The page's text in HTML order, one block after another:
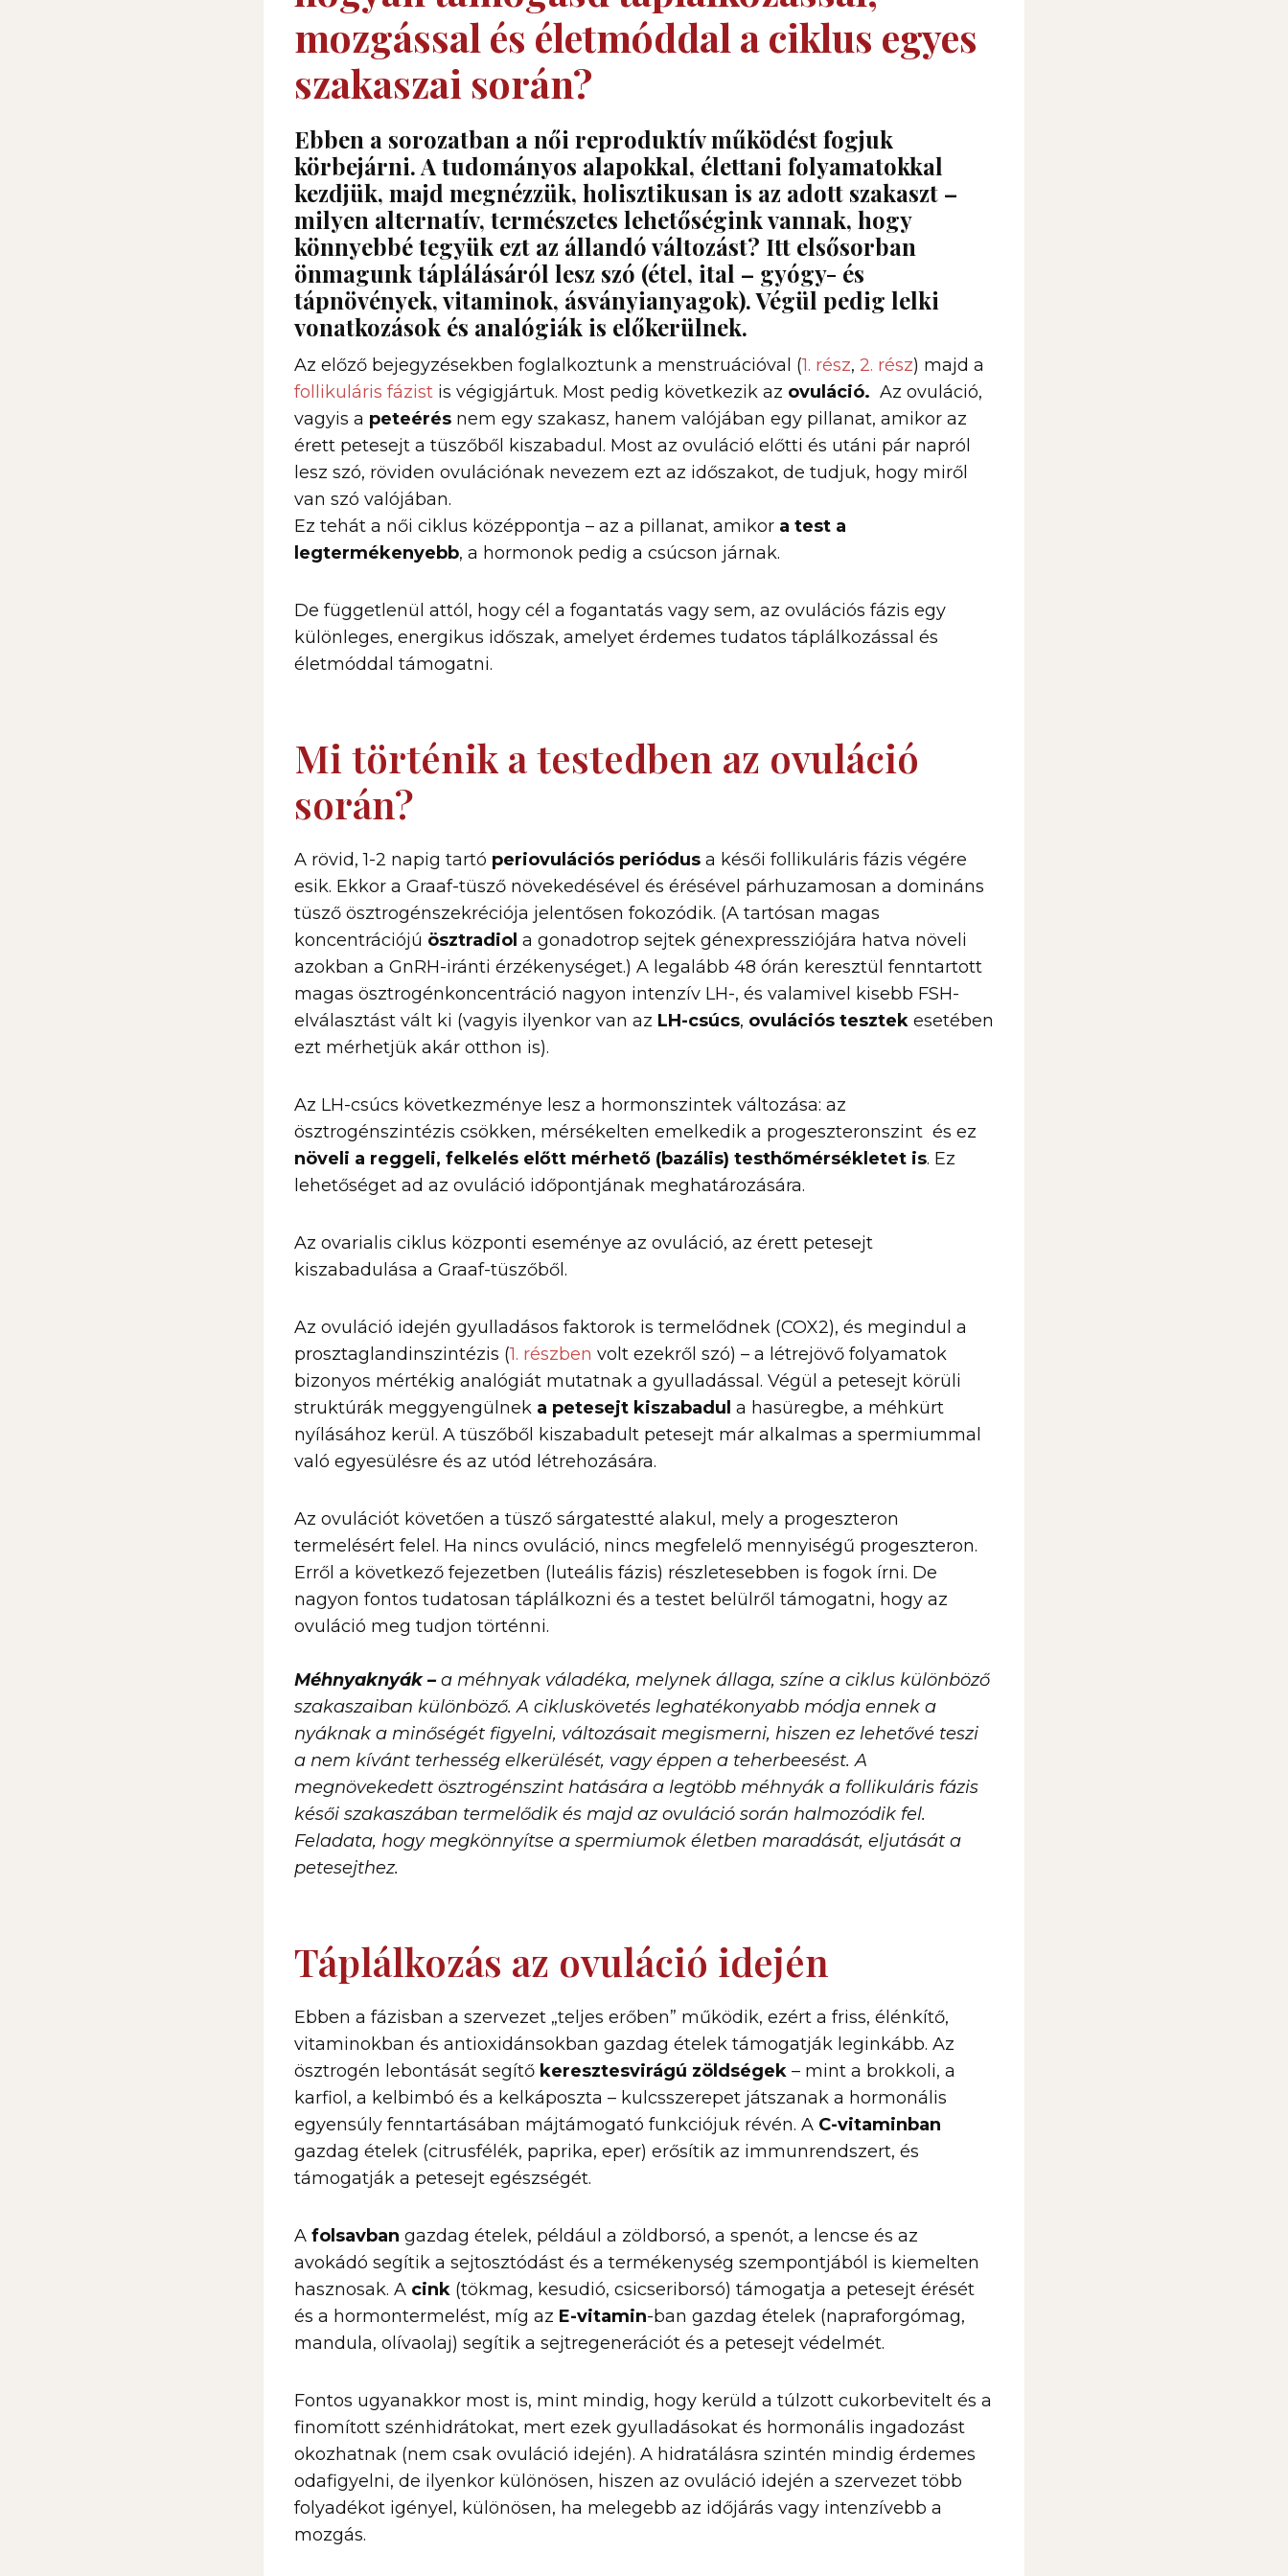
mozgással és életmóddal a ciklus egyes
szakaszai során?
Ebben a sorozatban a női reproduktív működést fogjuk
körbejárni. A tudományos alapokkal, élettani folyamatokkal
kezdjük, majd megnézzük, holisztikusan is az adott szakaszt –
milyen alternatív, természetes lehetőségink vannak, hogy
könnyebbé tegyük ezt az állandó változást? Itt elsősorban
önmagunk táplálásáról lesz szó (étel, ital – gyógy- és
tápnövények, vitaminok, ásványianyagok). Végül pedig lelki
vonatkozások és analógiák is előkerülnek.
Az előző bejegyzésekben foglalkoztunk a menstruációval (1. rész, 2. rész) majd a
follikuláris fázist is végigjártuk. Most pedig következik az ovuláció. Az ovuláció,
vagyis a peteérés nem egy szakasz, hanem valójában egy pillanat, amikor az
érett petesejt a tüszőből kiszabadul. Most az ovuláció előtti és utáni pár napról
lesz szó, röviden ovulációnak nevezem ezt az időszakot, de tudjuk, hogy miről
van szó valójában.
Ez tehát a női ciklus középpontja – az a pillanat, amikor a test a
legtermékenyebb, a hormonok pedig a csúcson járnak.
De függetlenül attól, hogy cél a fogantatás vagy sem, az ovulációs fázis egy
különleges, energikus időszak, amelyet érdemes tudatos táplálkozással és
életmóddal támogatni.
Mi történik a testedben az ovuláció
során?
A rövid, 1-2 napig tartó periovulációs periódus a késői follikuláris fázis végére
esik. Ekkor a Graaf-tüsző növekedésével és érésével párhuzamosan a domináns
tüsző ösztrogénszekréciója jelentősen fokozódik. (A tartósan magas
koncentrációjú ösztradiol a gonadotrop sejtek génexpressziójára hatva növeli
azokban a GnRH-iránti érzékenységet.) A legalább 48 órán keresztül fenntartott
magas ösztrogénkoncentráció nagyon intenzív LH-, és valamivel kisebb FSH-
elválasztást vált ki (vagyis ilyenkor van az LH-csúcs, ovulációs tesztek esetében
ezt mérhetjük akár otthon is).
Az LH-csúcs következménye lesz a hormonszintek változása: az
ösztrogénszintézis csökken, mérsékelten emelkedik a progeszteronszint és ez
növeli a reggeli, felkelés előtt mérhető (bazális) testhőmérsékletet is. Ez
lehetőséget ad az ovuláció időpontjának meghatározására.
Az ovarialis ciklus központi eseménye az ovuláció, az érett petesejt
kiszabadulása a Graaf-tüszőből.
Az ovuláció idején gyulladásos faktorok is termelődnek (COX2), és megindul a
prosztaglandinszintézis (1. részben volt ezekről szó) – a létrejövő folyamatok
bizonyos mértékig analógiát mutatnak a gyulladással. Végül a petesejt körüli
struktúrák meggyengülnek a petesejt kiszabadul a hasüregbe, a méhkürt
nyílásához kerül. A tüszőből kiszabadult petesejt már alkalmas a spermiummal
való egyesülésre és az utód létrehozására.
Az ovulációt követően a tüsző sárgatestté alakul, mely a progeszteron
termelésért felel. Ha nincs ovuláció, nincs megfelelő mennyiségű progeszteron.
Erről a következő fejezetben (luteális fázis) részletesebben is fogok írni. De
nagyon fontos tudatosan táplálkozni és a testet belülről támogatni, hogy az
ovuláció meg tudjon történni.
Méhnyaknyák – a méhnyak váladéka, melynek állaga, színe a ciklus különböző
szakaszaiban különböző. A cikluskövetés leghatékonyabb módja ennek a
nyáknak a minőségét figyelni, változásait megismerni, hiszen ez lehetővé teszi
a nem kívánt terhesség elkerülését, vagy éppen a teherbeesést. A
megnövekedett ösztrogénszint hatására a legtöbb méhnyák a follikuláris fázis
késői szakaszában termelődik és majd az ovuláció során halmozódik fel.
Feladata, hogy megkönnyítse a spermiumok életben maradását, eljutását a
petesejthez.
Táplálkozás az ovuláció idején
Ebben a fázisban a szervezet „teljes erőben” működik, ezért a friss, élénkítő,
vitaminokban és antioxidánsokban gazdag ételek támogatják leginkább. Az
ösztrogén lebontását segítő keresztesvirágú zöldségek – mint a brokkoli, a
karfiol, a kelbimbó és a kelkáposzta – kulcsszerepet játszanak a hormonális
egyensúly fenntartásában májtámogató funkciójuk révén. A C-vitaminban
gazdag ételek (citrusfélék, paprika, eper) erősítik az immunrendszert, és
támogatják a petesejt egészségét.
A folsavban gazdag ételek, például a zöldborsó, a spenót, a lencse és az
avokádó segítik a sejtosztódást és a termékenység szempontjából is kiemelten
hasznosak. A cink (tökmag, kesudió, csicseriborsó) támogatja a petesejt érését
és a hormontermelést, míg az E-vitamin-ban gazdag ételek (napraforgómag,
mandula, olívaolaj) segítik a sejtregenerációt és a petesejt védelmét.
Fontos ugyanakkor most is, mint mindig, hogy kerüld a túlzott cukorbevitelt és a
finomított szénhidrátokat, mert ezek gyulladásokat és hormonális ingadozást
okozhatnak (nem csak ovuláció idején). A hidratálásra szintén mindig érdemes
odafigyelni, de ilyenkor különösen, hiszen az ovuláció idején a szervezet több
folyadékot igényel, különösen, ha melegebb az időjárás vagy intenzívebb a
mozgás.